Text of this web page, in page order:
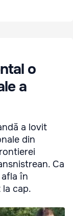
o
a
a lovit
din
Ca
în
cap.